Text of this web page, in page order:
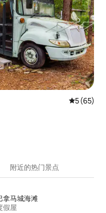
平均评分
5 (65)
附近的热门景点
拿马城海滩
假屋